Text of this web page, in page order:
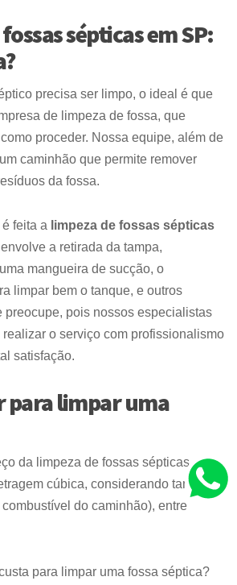
sépticas em SP:
precisa ser limpo, o ideal é que
de limpeza de fossa, que
proceder. Nossa equipe, além de
caminhão que permite remover
da fossa.
feita a limpeza de fossas sépticas
a retirada da tampa,
mangueira de sucção, o
limpar bem o tanque, e outros
preocupe, pois nossos especialistas
o serviço com profissionalismo
satisfação.
para limpar uma
da limpeza de fossas sépticas em
cúbica, considerando também
do caminhão), entre
para limpar uma fossa séptica?